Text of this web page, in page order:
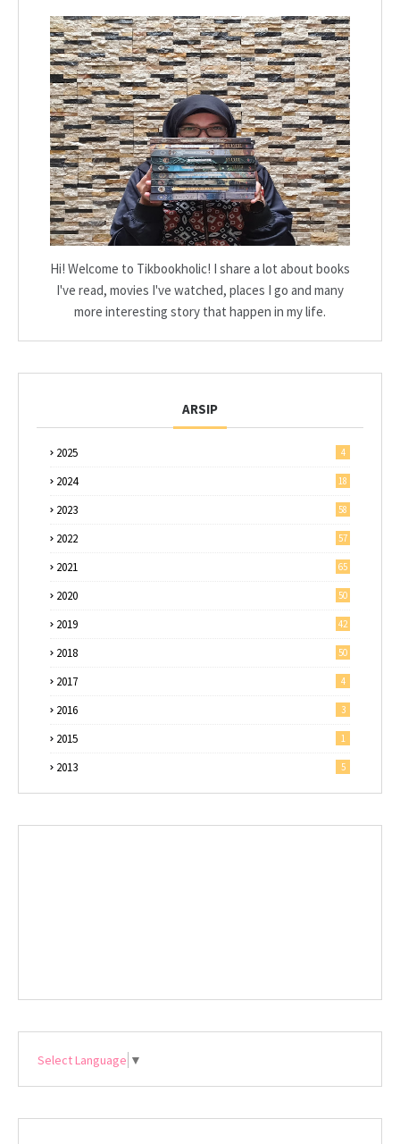
Hi! Welcome to Tikbookholic! I share a lot about books
I've read, movies I've watched, places I go and many
more interesting story that happen in my life.
ARSIP
2025 4
2024 18
2023 58
2022 57
2021 65
2020 50
2019 42
2018 50
2017 4
2016 3
2015 1
2013 5
Select Language ▼